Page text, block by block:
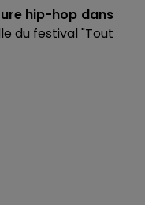
hip-hop dans
du festival "Tout